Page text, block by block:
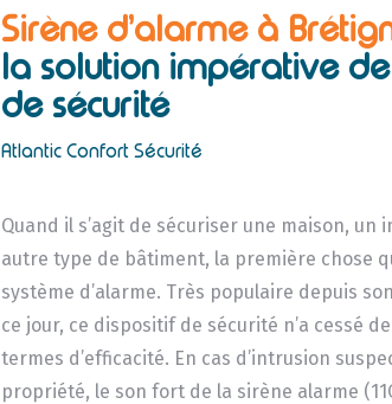
Sirène d’alarme à
la solution impérative
de sécurité
Atlantic Confort Sécurité
Quand il s’agit de sécuriser une maison, un
autre type de bâtiment, la première chose
système d’alarme. Très populaire depuis
ce jour, ce dispositif de sécurité n’a cessé
termes d’efficacité. En cas d’intrusion
propriété, le son fort de la sirène alarme